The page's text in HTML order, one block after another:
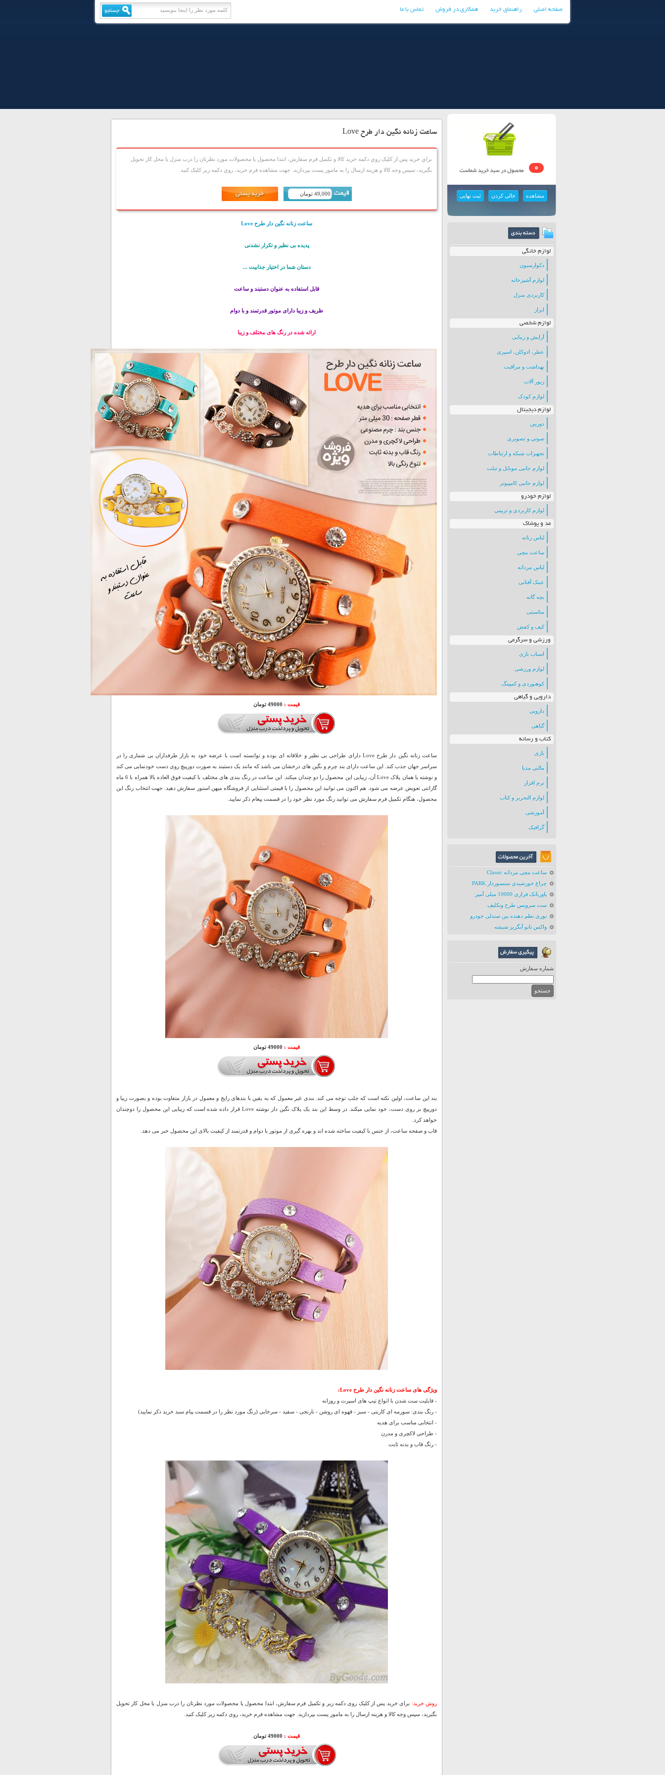
صفحه اصلی راهنمای خرید همکاری در فروش تماس با ما
0
مشاهده خالی کردن ثبت نهایی
لوازم خانگی
دکوارسیون
لوازم آشپزخانه
کاربردی منزل
ابزار
لوازم شخصی
آرایش و زیبایی
عطر، ادوکلن، اسپری
بهداشت و مراقبت
زیور آلات
لوازم کودک
لوازم دیجیتال
دوربین
صوتی و تصویری
تجهیزات شبکه و ارتباطات
لوازم جانبی موبایل و تبلت
لوازم جانبی کامپیوتر
لوازم خودرو
لوازم کاربردی و تزیینی
مد و پوشاک
لباس زنانه
ساعت مچی
لباس مردانه
عینک آفتابی
بچه گانه
مناسبتی
کیف و کفش
ورزشی و سرگرمی
اسباب بازی
لوازم ورزشی
کوهنوردی و کمپینگ
دارویی و گیاهی
دارویی
گیاهی
کتاب و رسانه
بازی
مالتی مدیا
نرم افزار
لوازم التحریر و کتاب
آموزشی
گرافیک
ساعت مچی مردانه Classic
چراغ خورشیدی سنسوردار PARK
پاوربانک فراری 10000 میلی آمپر
ست سرویس طرح ونکلیف
توری نظم دهنده بین صندلی خودرو
واکس نانو آبگریز شیشه
شماره سفارش
ساعت زنانه نگین دار طرح Love
براي خريد پس از کليک روي دکمه خريد کالا و تکميل فرم سفارش، ابتدا محصول يا محصولات مورد نظرتان را درب منزل يا محل کار تحويل
بگيريد، سپس وجه کالا و هزينه ارسال را به مامور پست بپردازيد. جهت مشاهده فرم خريد، روي دکمه زير کليک کنيد
49,000 تومان
ساعت زنانه نگین دار طرح Love
پدیده بی نظیر و تکرار نشدنی
دستان شما در اختیار جذابیت ...
قابل استفاده به عنوان دستبند و ساعت
ظریف و زیبا دارای موتور قدرتمند و با دوام
ارائه شده در رنگ های مختلف و زیبا
قیمت : 49000 تومان
ساعت زنانه نگین دار طرح Love دارای طراحی بی نظیر و خلاقانه ای بوده و توانسته است با عرضه خود به بازار طرفداران بی شماری را در
سراسر جهان جذب کند. این ساعت دارای بند چرم و نگین های درخشان می باشد که مانند یک دستبند به صورت دورپیچ روی دست خودنمایی می کند
و نوشته یا همان پلاک Love آن، زیبایی این محصول را دو چندان میکند. این ساعت در رنگ بندی های مختلف با کیفیت فوق العاده بالا همراه با 6 ماه
گارانتی تعویض عرضه می شود. هم اکنون می توانید این محصول را با قیمتی استثنایی از فروشگاه میهن استور سفارش دهید. جهت انتخاب رنگ این
محصول، هنگام تکمیل فرم سفارش می توانید رنگ مورد نظر خود را در قسمت پیغام ذکر نمایید.
قیمت : 49000 تومان
بند این ساعت، اولین نکته است که جلب توجه می کند. بندی غیر معمول که به یقین با بندهای رایج و معمول در بازار متفاوت بوده و بصورت زیبا و
دورپیچ بر روی دست، خود نمایی میکند. در وسط این بند یک پلاک نگین دار نوشته Love قرار داده شده است که زیبایی این محصول را دوچندان
خواهد کرد.
قاب و صفحه ساعت، از جنس با کیفیت ساخته شده اند و بهره گیری از موتور با دوام و قدرتمند از کیفیت بالای این محصول خبر می دهد.
ویژگی های ساعت زنانه نگین دار طرح Love:
- قابلیت ست شدن با انواع تیپ های اسپرت و روزانه
- رنگ بندی: سورمه ای کاربنی - سبز - قهوه ای روشن - نارنجی - سفید - سرخابی (رنگ مورد نظر را در قسمت پیام سبد خرید ذکر نمایید)
- انتخابی مناسب برای هدیه
- طراحی لاکچری و مدرن
- رنگ قاب و بدنه ثابت
روش خرید: برای خرید پس از کلیک روی دکمه زیر و تکمیل فرم سفارش، ابتدا محصول یا محصولات مورد نظرتان را درب منزل یا محل کار تحویل
بگیرید، سپس وجه کالا و هزینه ارسال را به مامور پست بپردازید. جهت مشاهده فرم خرید، روی دکمه زیر کلیک کنید.
قیمت : 49000 تومان